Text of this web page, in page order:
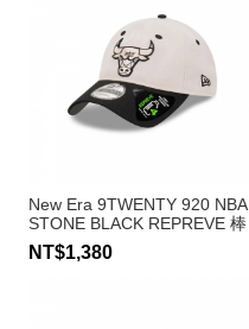
New Era 9TWENTY 920 NBA
STONE BLACK REPREVE 棒
球帽 公牛隊
NT$1,380